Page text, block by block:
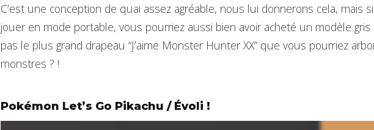
C’est une conception de quai assez agréable, nous lui donnerons cela, mais
jouer en mode portable, vous pourriez aussi bien avoir acheté un modèle gris
pas le plus grand drapeau “J’aime Monster Hunter XX” que vous pourriez
monstres ? !
Pokémon Let’s Go Pikachu / Évoli !